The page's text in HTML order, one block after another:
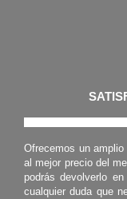
Ofrecemos un
al mejor precio del
podrás devolverlo
cualquier duda que